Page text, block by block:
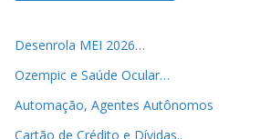
Desenrola MEI 2026…
Ozempic e Saúde Ocular…
Automação, Agentes Autônomos
Cartão de Crédito e Dívidas..